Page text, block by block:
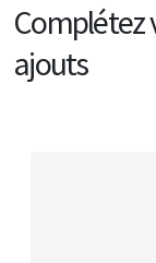
Complétez
ajouts